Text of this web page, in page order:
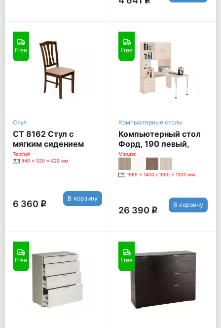
Free
Стул
СТ 8162 Стул с
мягким сидением
[Темный дуб / Ткань
бежевая]
Tetchair
940 x 520 x 420 мм
6 360 q
В корзину
Free
Компьютерные столы
Компьютерный стол
Форд, 190 левый,
карамель
Мэрдэс
1985 x 1400 / 1900 x 1300 мм
26 390 q
В корзину
Free Free